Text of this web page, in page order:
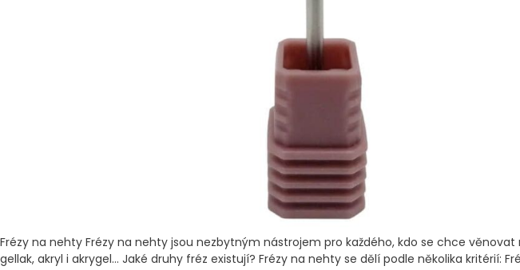
Frézy na nehty Frézy na nehty jsou nezbytným nástrojem pro každého, kdo se chce
gellak, akryl i akrygel… Jaké druhy fréz existují? Frézy na nehty se dělí podle několika